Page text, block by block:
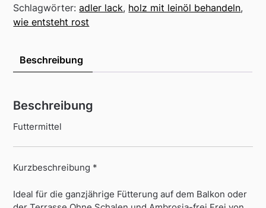
Schlagwörter:adler lack, holz mit leinöl behandeln,
wie entsteht rost
Beschreibung
Beschreibung
Futtermittel
Kurzbeschreibung *
Ideal für die ganzjährige Fütterung auf dem Balkon oder